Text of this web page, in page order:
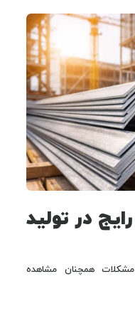
در تولید
همچنان مشاهده